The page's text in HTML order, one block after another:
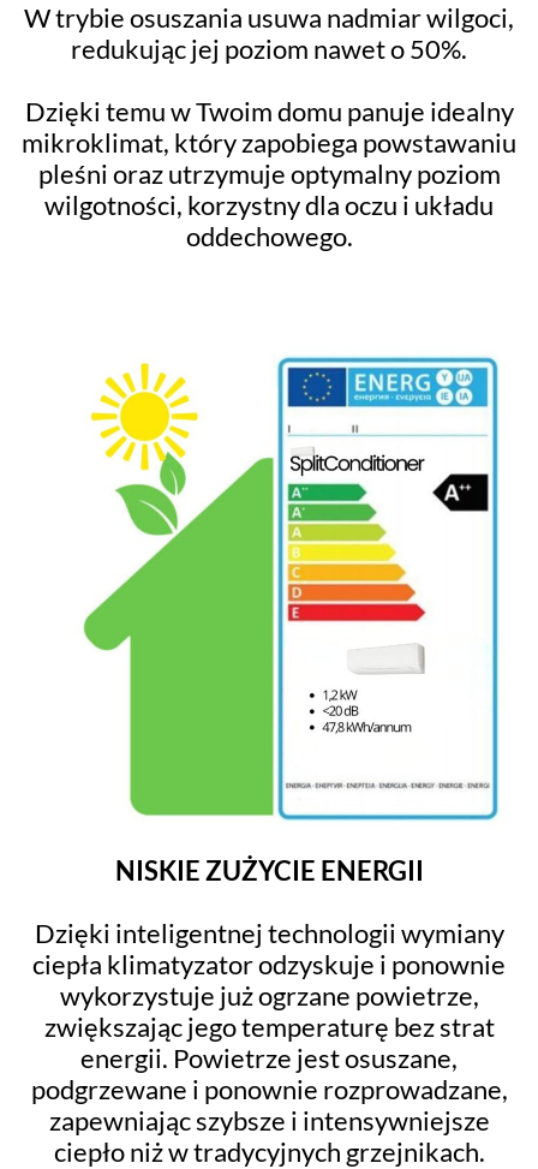
W trybie osuszania usuwa nadmiar wilgoci,
redukując jej poziom nawet o 50%.
Dzięki temu w Twoim domu panuje idealny
mikroklimat, który zapobiega powstawaniu
pleśni oraz utrzymuje optymalny poziom
wilgotności, korzystny dla oczu i układu
oddechowego.
NISKIE ZUŻYCIE ENERGII
Dzięki inteligentnej technologii wymiany
ciepła klimatyzator odzyskuje i ponownie
wykorzystuje już ogrzane powietrze,
zwiększając jego temperaturę bez strat
energii. Powietrze jest osuszane,
podgrzewane i ponownie rozprowadzane,
zapewniając szybsze i intensywniejsze
ciepło niż w tradycyjnych grzejnikach.